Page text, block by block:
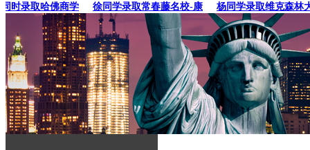
录取哈佛商学 徐同学录取常春藤名校-康 杨同学录取维克森林大学